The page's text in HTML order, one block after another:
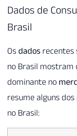
Dados de
Brasil
Os dados recentes
no Brasil mostram
dominante no
resume alguns
no Brasil: